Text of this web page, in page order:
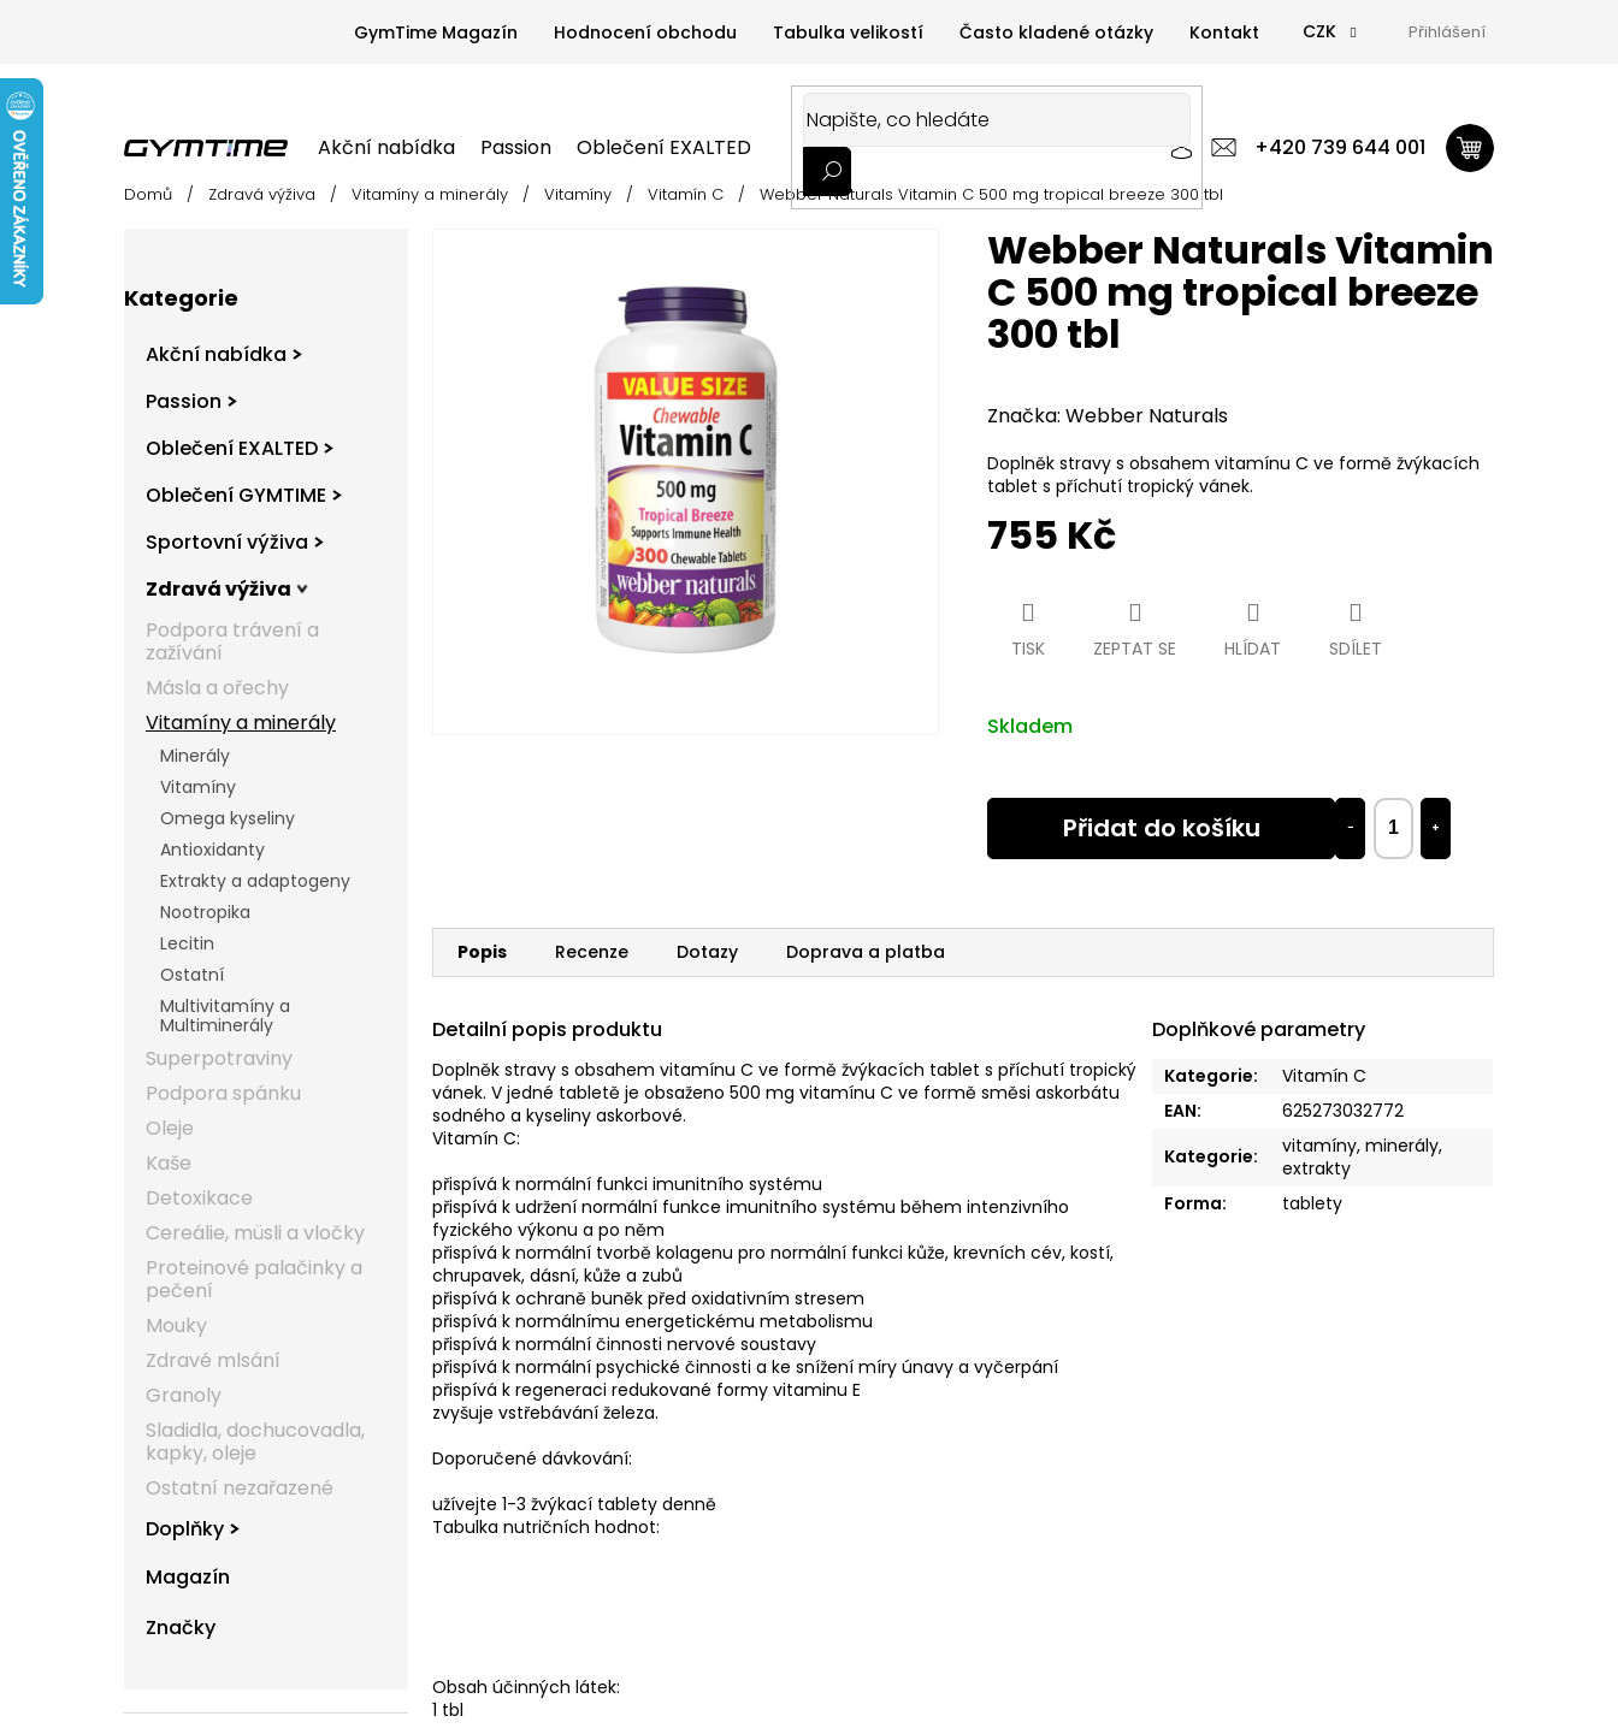
GymTime Magazín Hodnocení obchodu Tabulka velikostí Často kladené otázky Kontakt CZK Přihlášení
+420 739 644 001
Akční nabídka Passion Oblečení EXALTED Oblečení GYMTIME Sportovní výživa Zdravá výživa Doplňky GymTime Magazín
Akční nabídka Passion Oblečení EXALTED Oblečení GYMTIME Sportovní výživa Zdravá výživa Doplňky
Domů / Zdravá výživa / Vitamíny a minerály / Vitamíny / Vitamín C / Webber Naturals Vitamin C 500 mg tropical breeze 300 tbl
kategorie
Kategorie
Akční nabídka
Passion
Oblečení EXALTED
Oblečení GYMTIME
Sportovní výživa
Zdravá výživa
Podpora trávení a
zažívání
Másla a ořechy
Vitamíny a minerály
Minerály
Vitamíny
Omega kyseliny
Antioxidanty
Extrakty a adaptogeny
Nootropika
Lecitin
Ostatní
Multivitamíny a
Multiminerály
Superpotraviny
Podpora spánku
Oleje
Kaše
Detoxikace
Cereálie, müsli a vločky
Proteinové palačinky a
pečení
Mouky
Zdravé mlsání
Granoly
Sladidla, dochucovadla,
kapky, oleje
Ostatní nezařazené
Doplňky
Magazín
Značky
755 Kč
Skladem
+
−
Přidat do košíku
Doplněk stravy s obsahem vitamínu C ve formě žvýkacích
tablet s příchutí tropický vánek.
TISK ZEPTAT SE HLÍDAT SDÍLET
Webber Naturals Vitamin
C 500 mg tropical breeze
300 tbl
Značka: Webber Naturals
Popis Recenze Dotazy Doprava a platba
Detailní popis produktu
Doplněk stravy s obsahem vitamínu C ve formě žvýkacích tablet s příchutí tropický
vánek. V jedné tabletě je obsaženo 500 mg vitamínu C ve formě směsi askorbátu
sodného a kyseliny askorbové.
Vitamín C:
přispívá k normální funkci imunitního systému
přispívá k udržení normální funkce imunitního systému během intenzivního
fyzického výkonu a po něm
přispívá k normální tvorbě kolagenu pro normální funkci kůže, krevních cév, kostí,
chrupavek, dásní, kůže a zubů
přispívá k ochraně buněk před oxidativním stresem
přispívá k normálnímu energetickému metabolismu
přispívá k normální činnosti nervové soustavy
přispívá k normální psychické činnosti a ke snížení míry únavy a vyčerpání
přispívá k regeneraci redukované formy vitaminu E
zvyšuje vstřebávání železa.
Doporučené dávkování:
užívejte 1-3 žvýkací tablety denně
Tabulka nutričních hodnot:
Obsah účinných látek:
1 tbl
Doplňkové parametry
Kategorie:
Vitamín C
EAN:
625273032772
Kategorie:
vitamíny, minerály,
extrakty
Forma: tablety